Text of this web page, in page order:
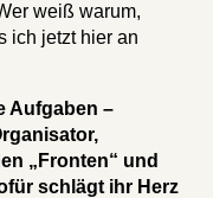
weiß warum,
ich jetzt hier an
Aufgaben –
„Fronten“ und
schlägt ihr Herz